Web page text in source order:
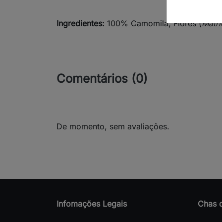
Ingredientes: 100% Camomila, Flores (
Comentários (0)
De momento, sem avaliações.
Infomações Legais Chas